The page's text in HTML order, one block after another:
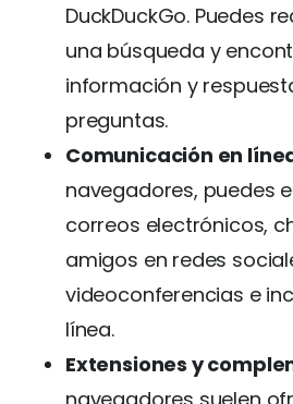
DuckDuckGo. Puedes
una búsqueda y
información y
preguntas.
Comunicación en
navegadores, puedes
correos electrónicos,
amigos en redes
videoconferencias e
línea.
Extensiones y
navegadores suelen